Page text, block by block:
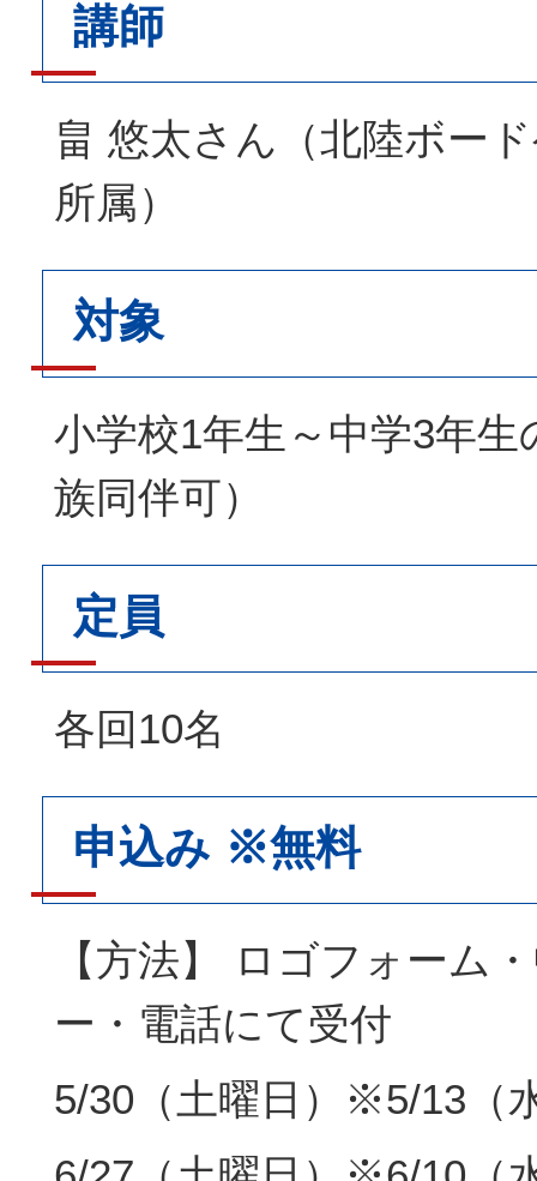
講師
畠 悠太さん（北陸ボー
所属）
対象
小学校1年生～中学3年生
族同伴可）
定員
各回10名
申込み ※無料
【方法】 ロゴフォーム
ー・電話にて受付
5/30（土曜日）※5/13（